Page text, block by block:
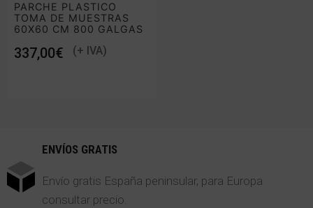
PARCHE PLASTICO
TOMA DE MUESTRAS
60X60 CM 800 GALGAS
€
ENVÍOS GRATIS
Envío gratis España peninsular, para Europa
consultar precio.